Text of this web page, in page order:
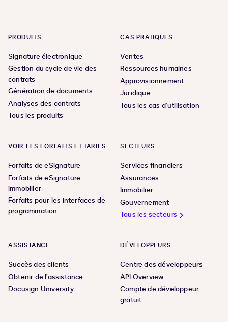
PRODUITS
Signature électronique
Gestion du cycle de vie des
contrats
Génération de documents
Analyses des contrats
Tous les produits
CAS PRATIQUES
Ventes
Ressources humaines
Approvisionnement
Juridique
Tous les cas d’utilisation
VOIR LES FORFAITS ET TARIFS
Forfaits de eSignature
Forfaits de eSignature
immobilier
Forfaits pour les interfaces de
programmation
SECTEURS
Services financiers
Assurances
Immobilier
Gouvernement
Tous les secteurs
ASSISTANCE
Succès des clients
Obtenir de l’assistance
Docusign University
DÉVELOPPEURS
Centre des développeurs
API Overview
Compte de développeur
gratuit